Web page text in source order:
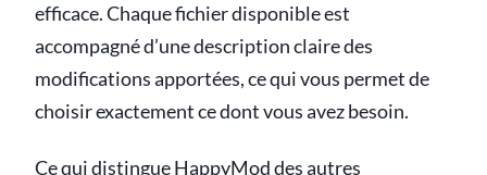
efficace. Chaque fichier disponible est
accompagné d’une description claire des
modifications apportées, ce qui vous permet de
choisir exactement ce dont vous avez besoin.
Ce qui distingue HappyMod des autres